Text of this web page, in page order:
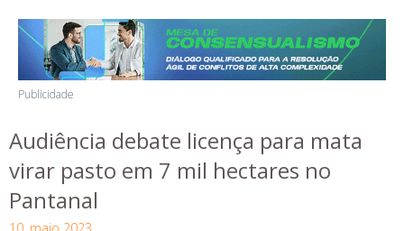
Publicidade
Audiência debate licença para mata
virar pasto em 7 mil hectares no
Pantanal
10, maio 2023